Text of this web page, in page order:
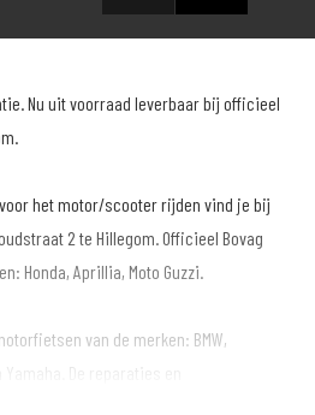
Nu uit voorraad leverbaar bij officieel
het motor/scooter rijden vind je bij
2 te Hillegom. Officieel Bovag
Honda, Aprillia, Moto Guzzi.
van de merken: BMW,
De reparaties en